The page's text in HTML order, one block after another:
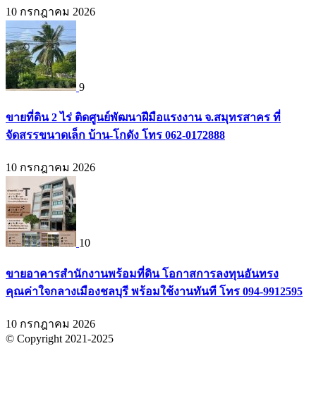
10 กรกฎาคม 2026
9
ขายที่ดิน 2 ไร่ ติดศูนย์พัฒนาฝีมือแรงงาน จ.สมุทรสาคร ที่
จัดสรรขนาดเล็ก บ้าน-โกดัง โทร 062-0172888
10 กรกฎาคม 2026
10
ขายอาคารสำนักงานพร้อมที่ดิน โอกาสการลงทุนอันทรง
คุณค่าใจกลางเมืองชลบุรี พร้อมใช้งานทันที โทร 094-9912595
10 กรกฎาคม 2026
© Copyright 2021-2025